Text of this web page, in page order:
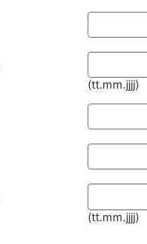
(tt.mm.jjjj)
(tt.mm.jjjj)